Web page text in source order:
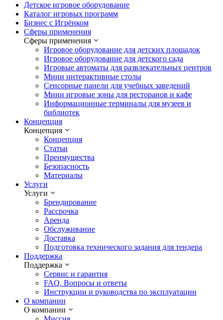
Детское игровое оборудование
Каталог игровых программ
Бизнес с Игрёнком
Сферы применения
Сферы применения
Игровое оборудование для детских площадок
Игровое оборудование для детского сада
Игровые автоматы для развлекательных центров
Мини интерактивные столы
Сенсорные панели для учебных заведений
Мини игровые зоны для ресторанов и кафе
Информационные терминалы для музеев и
библиотек
Концепция
Концепция
Концепция
Статьи
Преимущества
Безопасность
Материалы
Услуги
Услуги
Брендирование
Рассрочка
Аренда
Обслуживание
Доставка
Подготовка технического задания для тендера
Поддержка
Поддержка
Сервис и гарантия
FAQ. Вопросы и ответы
Инструкции и руководства по эксплуатации
О компании
О компании